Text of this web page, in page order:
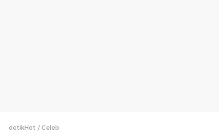
detikHot Celeb